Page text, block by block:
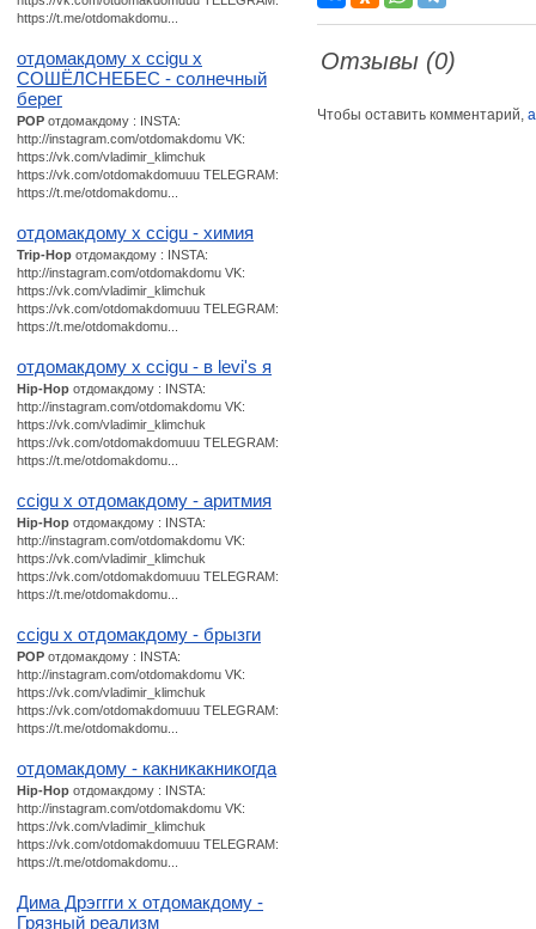
https://t.me/otdomakdomu...
отдомакдому х ccigu x
СОШЁЛСНЕБЕС - солнечный
берег
POP отдомакдому : INSTA:
http://instagram.com/otdomakdomu VK:
https://vk.com/vladimir_klimchuk
https://vk.com/otdomakdomuuu TELEGRAM:
https://t.me/otdomakdomu...
отдомакдому х ccigu - химия
Trip-Hop отдомакдому : INSTA:
http://instagram.com/otdomakdomu VK:
https://vk.com/vladimir_klimchuk
https://vk.com/otdomakdomuuu TELEGRAM:
https://t.me/otdomakdomu...
отдомакдому x ccigu - в levi's я
Hip-Hop отдомакдому : INSTA:
http://instagram.com/otdomakdomu VK:
https://vk.com/vladimir_klimchuk
https://vk.com/otdomakdomuuu TELEGRAM:
https://t.me/otdomakdomu...
ccigu x отдомакдому - аритмия
Hip-Hop отдомакдому : INSTA:
http://instagram.com/otdomakdomu VK:
https://vk.com/vladimir_klimchuk
https://vk.com/otdomakdomuuu TELEGRAM:
https://t.me/otdomakdomu...
ccigu x отдомакдому - брызги
POP отдомакдому : INSTA:
http://instagram.com/otdomakdomu VK:
https://vk.com/vladimir_klimchuk
https://vk.com/otdomakdomuuu TELEGRAM:
https://t.me/otdomakdomu...
отдомакдому - какникакникогда
Hip-Hop отдомакдому : INSTA:
http://instagram.com/otdomakdomu VK:
https://vk.com/vladimir_klimchuk
https://vk.com/otdomakdomuuu TELEGRAM:
https://t.me/otdomakdomu...
Дима Дрэггги х отдомакдому -
Грязный реализм
Отзывы (0)
Чтобы оставить комментарий,